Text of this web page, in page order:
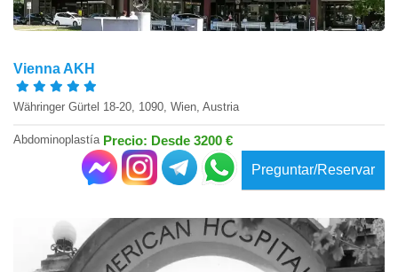
Vienna AKH
Währinger Gürtel 18-20, 1090, Wien, Austria
Abdominoplastía Precio: Desde 3200 €
Preguntar/Reservar